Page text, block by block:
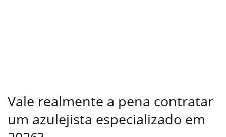
Vale realmente a pena contratar
um azulejista especializado em